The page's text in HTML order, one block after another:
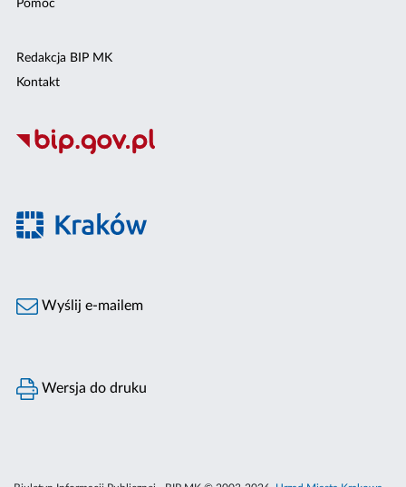
Pomoc
Redakcja BIP MK
Kontakt
Wyślij e-mailem
Wersja do druku